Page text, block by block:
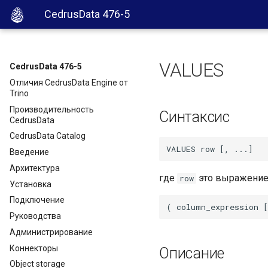
CedrusData 476-5
CedrusData 476-5
Отличия CedrusData Engine от
Trino
Производительность
CedrusData
CedrusData Catalog
Введение
Архитектура
Установка
Подключение
Руководства
Администрирование
Коннекторы
Object storage
VALUES
Синтаксис
где row это
Описание